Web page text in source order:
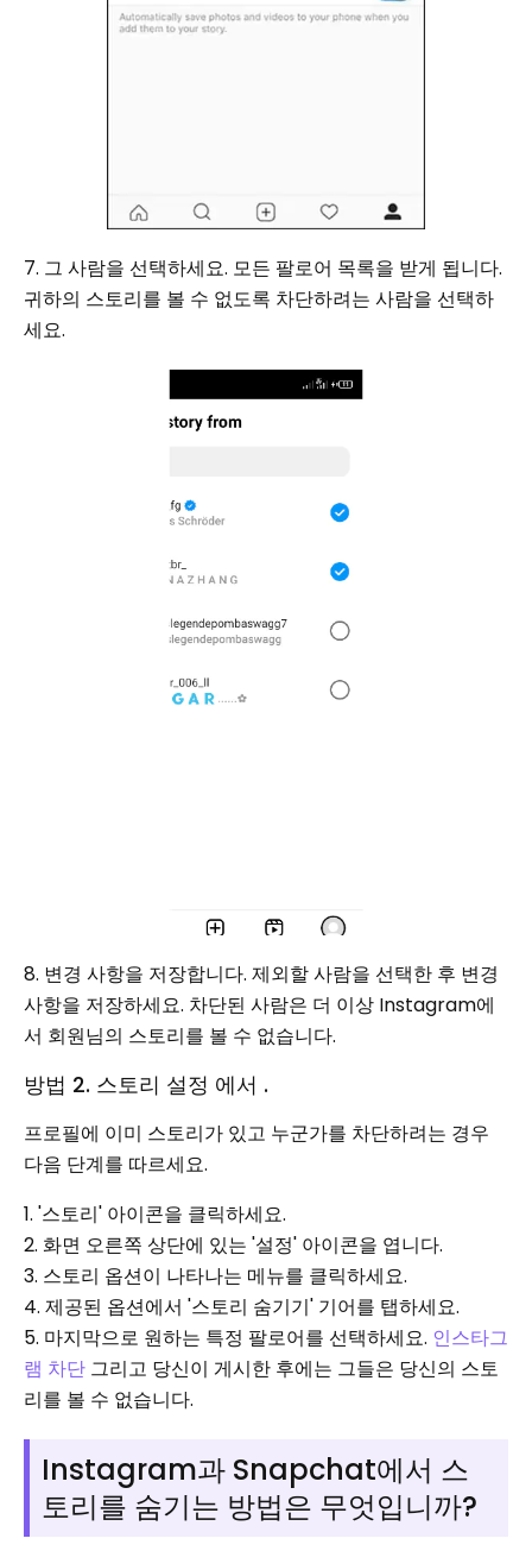
7. 그 사람을 선택하세요. 모든 팔로어 목록을 받게 됩니다.
귀하의 스토리를 볼 수 없도록 차단하려는 사람을 선택하
세요.
8. 변경 사항을 저장합니다. 제외할 사람을 선택한 후 변경
사항을 저장하세요. 차단된 사람은 더 이상 Instagram에
서 회원님의 스토리를 볼 수 없습니다.
방법 2. 스토리 설정 에서 .
프로필에 이미 스토리가 있고 누군가를 차단하려는 경우
다음 단계를 따르세요.
1. '스토리' 아이콘을 클릭하세요.
2. 화면 오른쪽 상단에 있는 '설정' 아이콘을 엽니다.
3. 스토리 옵션이 나타나는 메뉴를 클릭하세요.
4. 제공된 옵션에서 '스토리 숨기기' 기어를 탭하세요.
5. 마지막으로 원하는 특정 팔로어를 선택하세요. 인스타그
램 차단 그리고 당신이 게시한 후에는 그들은 당신의 스토
리를 볼 수 없습니다.
Instagram과 Snapchat에서 스
토리를 숨기는 방법은 무엇입니까?